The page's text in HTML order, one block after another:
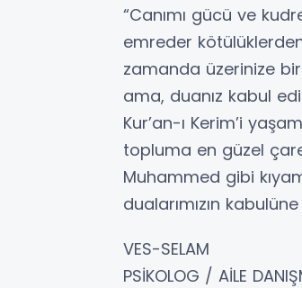
“Canımı gücü ve
emreder
zamanda üzerinize
ama, duanız kabul
Kur’an-ı Kerim’i
topluma en güzel
Muhammed gibi
dualarımızın
VES-SELAM
PSİKOLOG / AİLE